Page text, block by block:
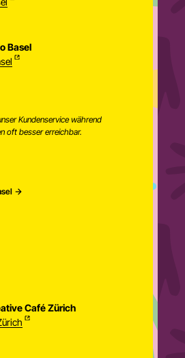
Basel
Kundenservice während
oft besser erreichbar.
Café Zürich